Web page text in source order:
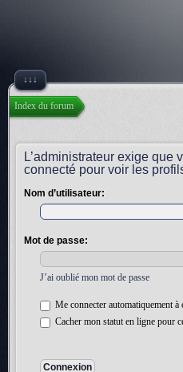
↓↓↓
Index du forum
L’administrateur exige que
connecté pour voir les
Nom d’utilisateur:
Mot de passe:
J’ai oublié mon mot de passe
Me connecter automatiquement à
Cacher mon statut en ligne pour